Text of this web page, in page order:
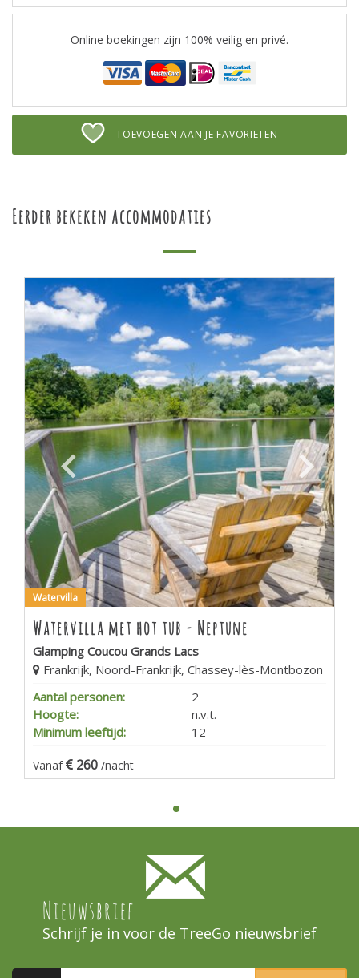
Online boekingen zijn 100% veilig en privé.
TOEVOEGEN AAN JE FAVORIETEN
Eerder bekeken accommodaties
Watervilla
Watervilla met hot tub - Neptune
Glamping Coucou Grands Lacs
Frankrijk, Noord-Frankrijk, Chassey-lès-Montbozon
Aantal personen:
2
Hoogte:
n.v.t.
Minimum leeftijd:
12
Vanaf 260 /nacht
Nieuwsbrief
Schrijf je in voor de TreeGo nieuwsbrief